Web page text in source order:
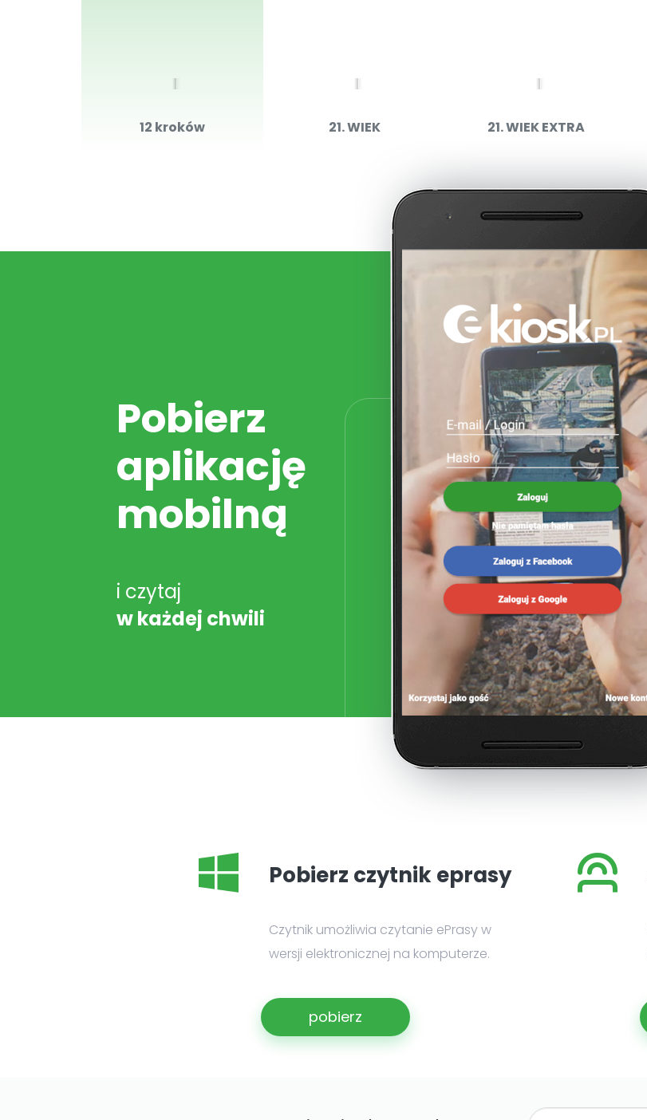
12 kroków 21. WIEK 21. WIEK EXTRA
Pobierz
aplikację
mobilną
i czytaj
w każdej chwili
Pobierz czytnik eprasy
Czytnik umożliwia czytanie ePrasy w
wersji elektronicznej na komputerze.
pobierz